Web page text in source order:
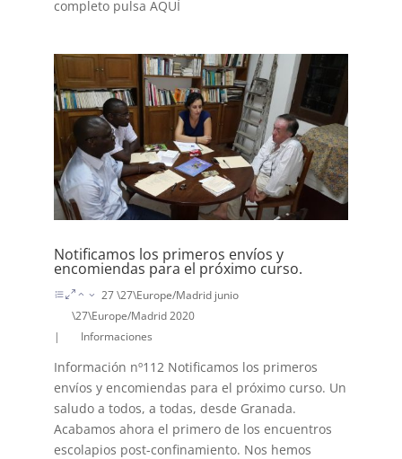
completo pulsa AQUÍ
Notificamos los primeros envíos y
encomiendas para el próximo curso.
27 \27\Europe/Madrid junio
\27\Europe/Madrid 2020
|
Informaciones
Información nº112 Notificamos los primeros
envíos y encomiendas para el próximo curso. Un
saludo a todos, a todas, desde Granada.
Acabamos ahora el primero de los encuentros
escolapios post-confinamiento. Nos hemos